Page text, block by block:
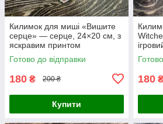
Килимок для миші «Вишите
серце» — серце, 24×20 см, з
яскравим принтом
Готово до відправки
180 ₴ 200 ₴
Купити
180